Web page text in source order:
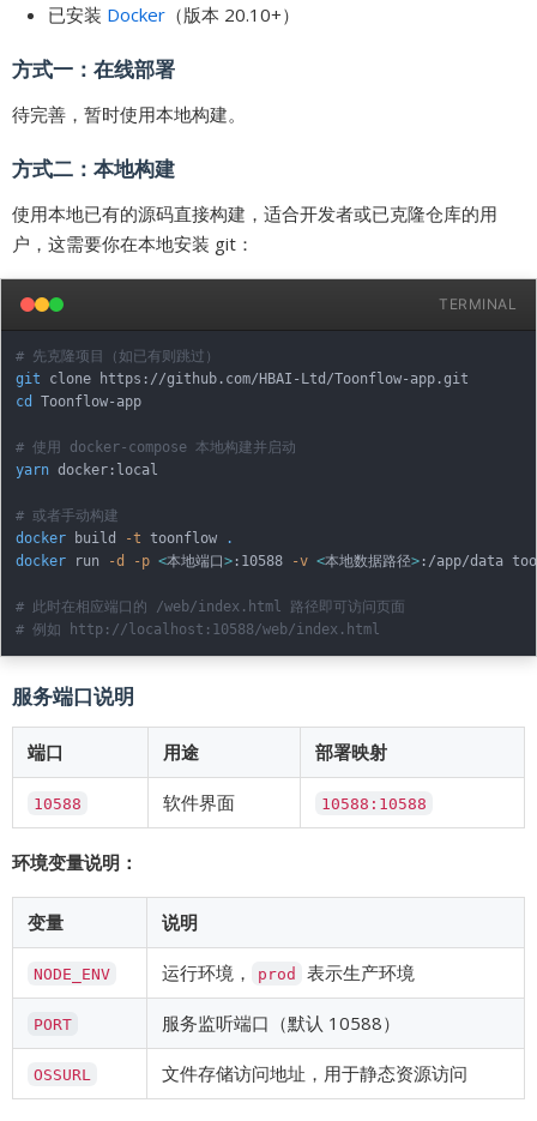
已安装 Docker （版本 20.10+）
方式一：在线部署
待完善，暂时使用本地构建。
方式二：本地构建
使用本地已有的源码直接构建，适合开发者或已克隆仓库的用
户，这需要你在本地安装 git：
TERMINAL
# 先克隆项目（如已有则跳过）
git
cd
Toonflow-app
# 使用 docker-compose 本地构建并启动
yarn docker:local
# 或者手动构建
docker build -t toonflow
.
docker run -d -p <本地端口> :10588 -v <本地数据路径> :/app/data
# 此时在相应端口的 /web/index.html 路径即可访问页面
# 例如 http://localhost:10588/web/index.html
服务端口说明
端口 用途 部署映射
10588 软件界面 10588:10588
环境变量说明：
变量 说明
NODE_ENV 运行环境， prod 表示生产环境
PORT 服务监听端口（默认 10588）
OSSURL 文件存储访问地址，用于静态资源访问